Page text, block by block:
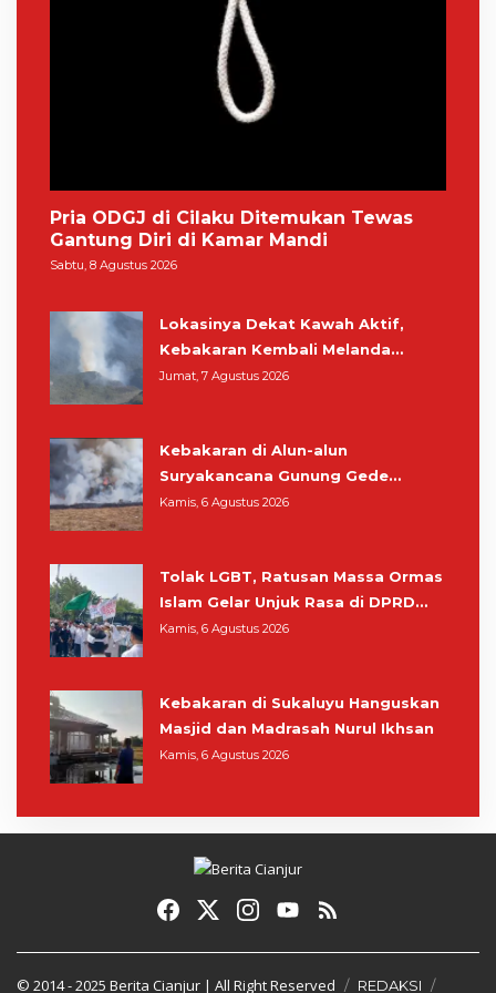
Pria ODGJ di Cilaku Ditemukan Tewas
Gantung Diri di Kamar Mandi
Sabtu, 8 Agustus 2026
Lokasinya Dekat Kawah Aktif,
Kebakaran Kembali Melanda
Kawasan Gunung Gede Pangrango
Jumat, 7 Agustus 2026
Kebakaran di Alun-alun
Suryakancana Gunung Gede
Pangrango, Relawan dan Warga
Kamis, 6 Agustus 2026
Tolak LGBT, Ratusan Massa Ormas
Islam Gelar Unjuk Rasa di DPRD
Cianjur
Kamis, 6 Agustus 2026
Kebakaran di Sukaluyu Hanguskan
Masjid dan Madrasah Nurul Ikhsan
Kamis, 6 Agustus 2026
© 2014 - 2025 Berita Cianjur | All Right Reserved REDAKSI